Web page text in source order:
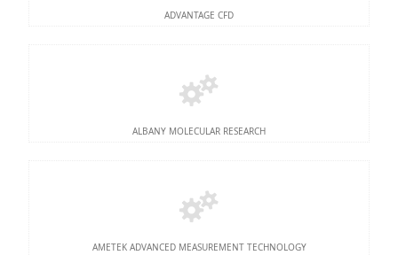
ADVANTAGE CFD
ALBANY MOLECULAR RESEARCH
AMETEK ADVANCED MEASUREMENT TECHNOLOGY